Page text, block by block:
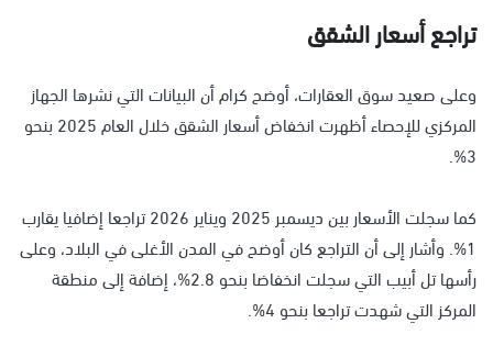
تراجع أسعار الشقق
وعلى صعيد سوق العقارات، أوضح كرام أن البيانات التي نشرها الجهاز
المركزي للإحصاء أظهرت انخفاض أسعار الشقق خلال العام 2025 بنحو
3%.
كما سجلت الأسعار بين ديسمبر 2025 ويناير 2026 تراجعا إضافيا يقارب
1%. وأشار إلى أن التراجع كان أوضح في المدن الأغلى في البلاد، وعلى
رأسها تل أبيب التي سجلت انخفاضا بنحو 2.8%، إضافة إلى منطقة
المركز التي شهدت تراجعا بنحو 4%.